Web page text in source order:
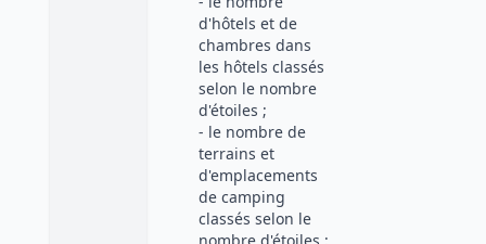
d'hôtels et de
chambres dans
les hôtels classés
selon le nombre
d'étoiles ;
- le nombre de
terrains et
d'emplacements
de camping
classés selon le